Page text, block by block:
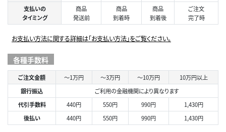
支払いの
タイミング
商品
発送前
商品
到着時
商品
到着後
ご注文
完了時
お支払い方法に関する詳細は「お支払い方法」をご覧ください。
各種手数料
ご注文金額 ～1万円 ～3万円 ～10万円
10万円以上
銀行振込
ご利用の金融機関により異なります
代引手数料
440円 550円 990円
1,430円
後払い
440円 550円 990円 1,430円